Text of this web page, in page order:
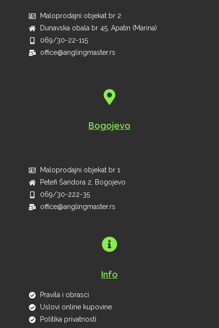
Maloprodajni objekat br 2
Dunavska obala br 45, Apatin (Marina)
069/30-22-115
office@anglingmaster.rs
Bogojevo
Maloprodajni objekat br 1
Petefi Šandora 2, Bogojevo
069/30-222-35
office@anglingmaster.rs
Info
Pravila i obrasci
Uslovi online kupovine
Politika privatnosti